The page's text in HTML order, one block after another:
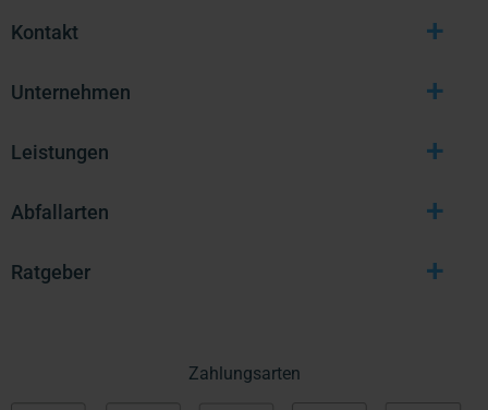
Kontakt +
Unternehmen +
Leistungen +
Abfallarten +
Ratgeber +
Zahlungsarten